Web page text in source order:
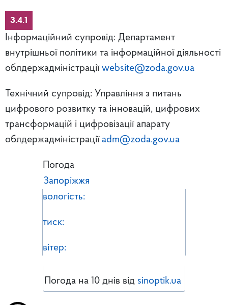
3.4.1
Інформаційний супровід: Департамент
внутрішньої політики та інформаційної діяльності
облдержадміністрації website@zoda.gov.ua
Технічний супровід: Управління з питань
цифрового розвитку та інновацій, цифрових
трансформацій і цифровізації апарату
облдержадміністрації adm@zoda.gov.ua
Погода
Запоріжжя
вологість:
тиск:
вітер:
Погода на 10 днів від sinoptik.ua